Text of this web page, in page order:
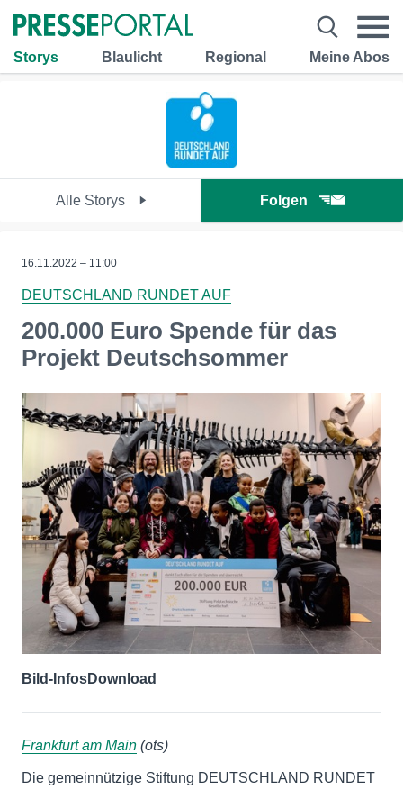
Storys Blaulicht Regional Meine Abos
Alle Storys Folgen
16.11.2022 – 11:00
DEUTSCHLAND RUNDET AUF
200.000 Euro Spende für das
Projekt Deutschsommer
Bild-InfosDownload
Frankfurt am Main (ots)
Die gemeinnützige Stiftung DEUTSCHLAND RUNDET